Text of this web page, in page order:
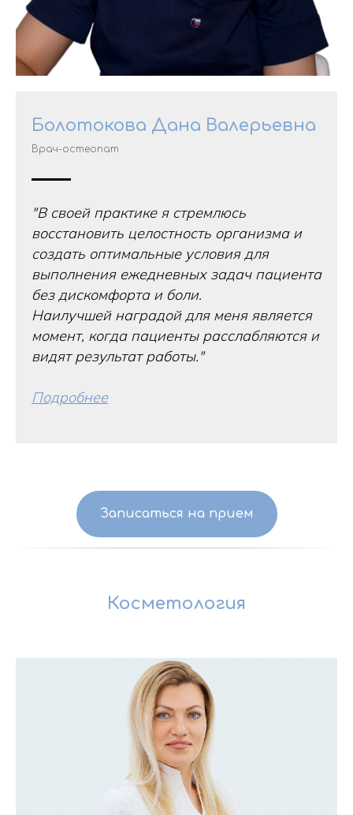
Болотокова Дана Валерьевна
Врач-остеопат
"В своей практике я стремлюсь
восстановить целостность организма и
создать оптимальные условия для
выполнения ежедневных задач пациента
без дискомфорта и боли.
Наилучшей наградой для меня является
момент, когда пациенты расслабляются и
видят результат работы."
Подробнее
Записаться на прием
Косметология